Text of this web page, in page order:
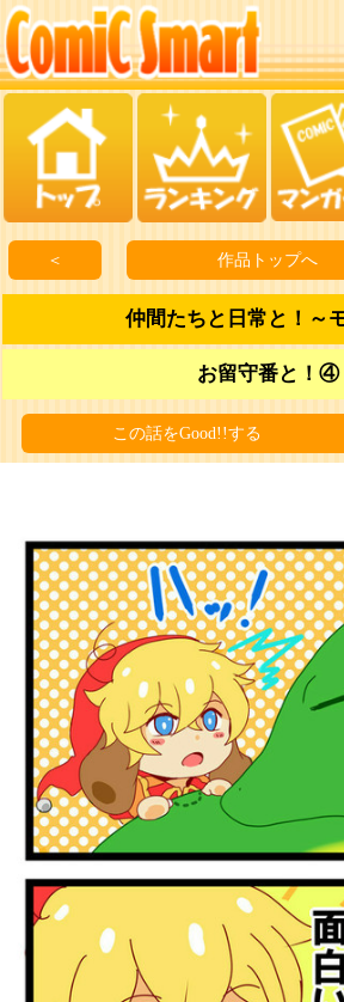
＜ 作品トップへ
仲間たちと日常と！～
お留守番と！④
この話をGood!!する